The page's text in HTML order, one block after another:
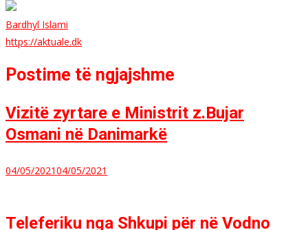
Bardhyl Islami
https://aktuale.dk
Postime të ngjajshme
Vizitë zyrtare e Ministrit z.Bujar
Osmani në Danimarkë
04/05/202104/05/2021
Teleferiku nga Shkupi për në Vodno